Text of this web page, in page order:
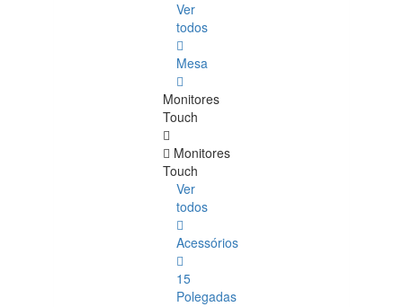
Ver
todos
Mesa
Monitores
Touch
Monitores
Touch
Ver
todos
Acessórios
15
Polegadas